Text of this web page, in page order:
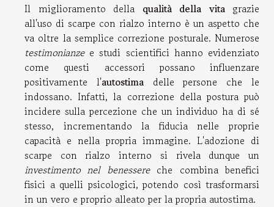
Il miglioramento della qualità della vitagrazie
all'uso di scarpe con rialzo interno è un aspetto che
va oltre la semplice correzione posturale. Numerose
testimonianzee studi scientifici hanno evidenziato
come questi accessori possano influenzare
positivamente l'autostimadelle persone che le
indossano. Infatti, la correzione della postura può
incidere sulla percezione che un individuo ha di sé
stesso, incrementando la fiducia nelle proprie
capacità e nella propria immagine. L'adozione di
scarpe con rialzo interno si rivela dunque un
investimento nel benessereche combina benefici
fisici a quelli psicologici, potendo così trasformarsi
in un vero e proprio alleato per la propria autostima.